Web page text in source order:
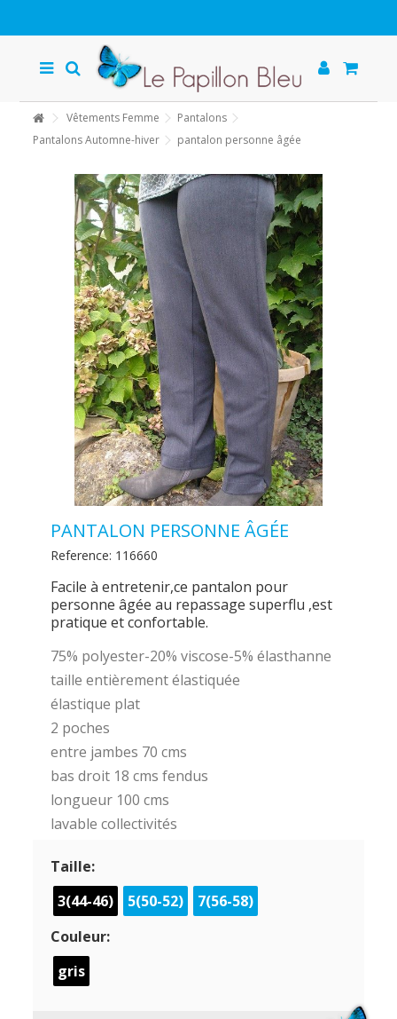
Vêtements Femme
Pantalons
Pantalons Automne-hiver
pantalon personne âgée
PANTALON PERSONNE ÂGÉE
Reference: 116660
Facile à entretenir,ce pantalon pour
personne âgée au repassage superflu ,est
pratique et confortable.
75% polyester-20% viscose-5% élasthanne
taille entièrement élastiquée
élastique plat
2 poches
entre jambes 70 cms
bas droit 18 cms fendus
longueur 100 cms
lavable collectivités
Taille:
3(44-46)
5(50-52)
7(56-58)
Couleur:
gris